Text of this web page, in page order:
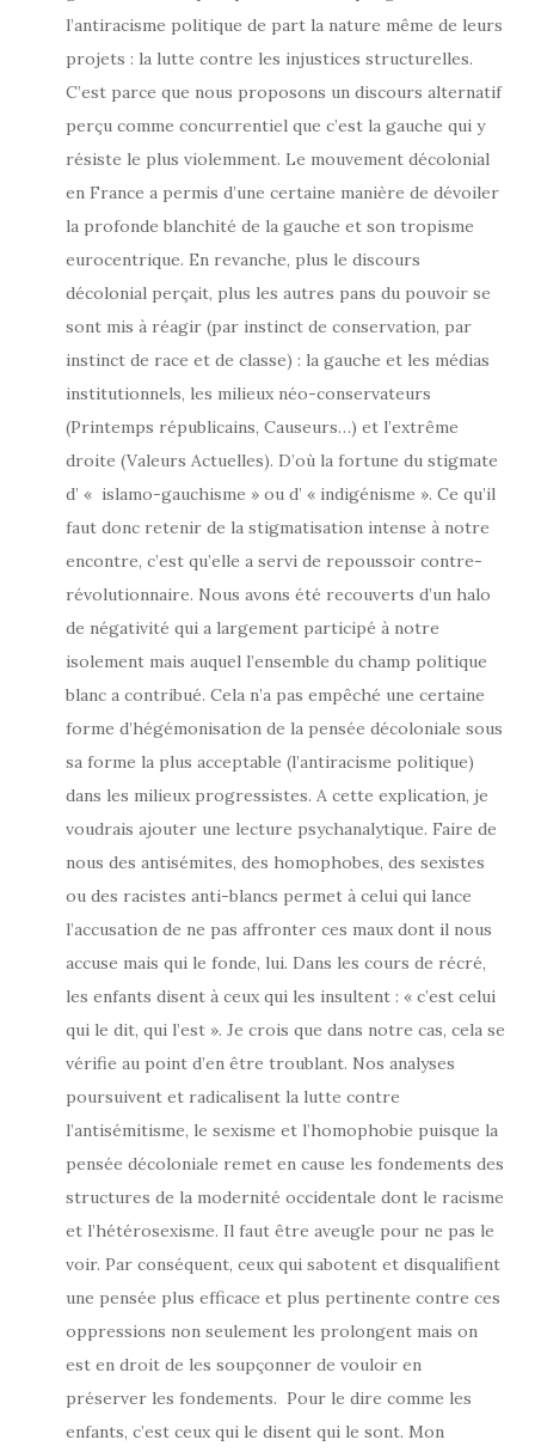
l’antiracisme politique de part la nature même de leurs
projets : la lutte contre les injustices structurelles.
C’est parce que nous proposons un discours alternatif
perçu comme concurrentiel que c’est la gauche qui y
résiste le plus violemment. Le mouvement décolonial
en France a permis d’une certaine manière de dévoiler
la profonde blanchité de la gauche et son tropisme
eurocentrique. En revanche, plus le discours
décolonial perçait, plus les autres pans du pouvoir se
sont mis à réagir (par instinct de conservation, par
instinct de race et de classe) : la gauche et les médias
institutionnels, les milieux néo-conservateurs
(Printemps républicains, Causeurs…) et l’extrême
droite (Valeurs Actuelles). D’où la fortune du stigmate
d’ « islamo-gauchisme » ou d’ « indigénisme ». Ce qu’il
faut donc retenir de la stigmatisation intense à notre
encontre, c’est qu’elle a servi de repoussoir contre-
révolutionnaire. Nous avons été recouverts d’un halo
de négativité qui a largement participé à notre
isolement mais auquel l’ensemble du champ politique
blanc a contribué. Cela n’a pas empêché une certaine
forme d’hégémonisation de la pensée décoloniale sous
sa forme la plus acceptable (l’antiracisme politique)
dans les milieux progressistes. A cette explication, je
voudrais ajouter une lecture psychanalytique. Faire de
nous des antisémites, des homophobes, des sexistes
ou des racistes anti-blancs permet à celui qui lance
l’accusation de ne pas affronter ces maux dont il nous
accuse mais qui le fonde, lui. Dans les cours de récré,
les enfants disent à ceux qui les insultent : « c’est celui
qui le dit, qui l’est ». Je crois que dans notre cas, cela se
vérifie au point d’en être troublant. Nos analyses
poursuivent et radicalisent la lutte contre
l’antisémitisme, le sexisme et l’homophobie puisque la
pensée décoloniale remet en cause les fondements des
structures de la modernité occidentale dont le racisme
et l’hétérosexisme. Il faut être aveugle pour ne pas le
voir. Par conséquent, ceux qui sabotent et disqualifient
une pensée plus efficace et plus pertinente contre ces
oppressions non seulement les prolongent mais on
est en droit de les soupçonner de vouloir en
préserver les fondements. Pour le dire comme les
enfants, c’est ceux qui le disent qui le sont. Mon